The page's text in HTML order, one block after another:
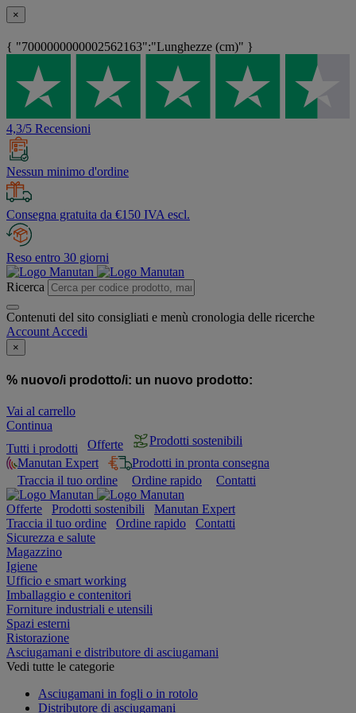
×
{ "7000000000002562163":"Lunghezze (cm)" }
4,3/5 Recensioni
Nessun minimo d'ordine
Consegna gratuita da €150 IVA escl.
Reso entro 30 giorni
Ricerca
Contenuti del sito consigliati e menù cronologia delle ricerche
Account Accedi
×
% nuovo/i prodotto/i: un nuovo prodotto:
Vai al carrello
Continua
Tutti i prodotti
Offerte
Prodotti sostenibili
Manutan Expert
Prodotti in pronta consegna
Traccia il tuo ordine
Ordine rapido Contatti
Offerte Prodotti sostenibili
Manutan Expert
Traccia il tuo ordine
Ordine rapido
Contatti
Sicurezza e salute
Magazzino
Igiene
Ufficio e smart working
Imballaggio e contenitori
Forniture industriali e utensili
Spazi esterni
Ristorazione
Asciugamani e distributore di asciugamani
Vedi tutte le categorie
Asciugamani in fogli o in rotolo
Distributore di asciugamani